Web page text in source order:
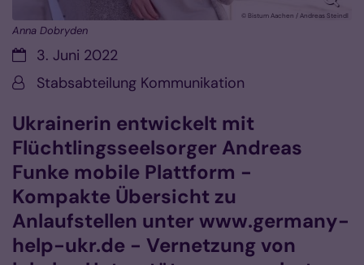
© Bistum Aachen / Andreas Steindl
Anna Dobryden
Datum:3. Juni 2022
Von:Stabsabteilung Kommunikation
Ukrainerin entwickelt mit
Flüchtlingsseelsorger Andreas
Funke mobile Plattform -
Kompakte Übersicht zu
Anlaufstellen unter www.germany-
help-ukr.de - Vernetzung von